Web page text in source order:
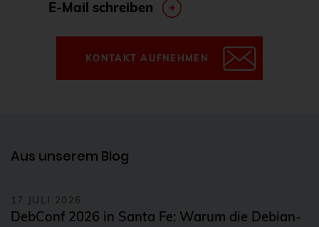
E-Mail schreiben
KONTAKT AUFNEHMEN
Aus unserem Blog
17 JULI 2026
DebConf 2026 in Santa Fe: Warum die Debian-